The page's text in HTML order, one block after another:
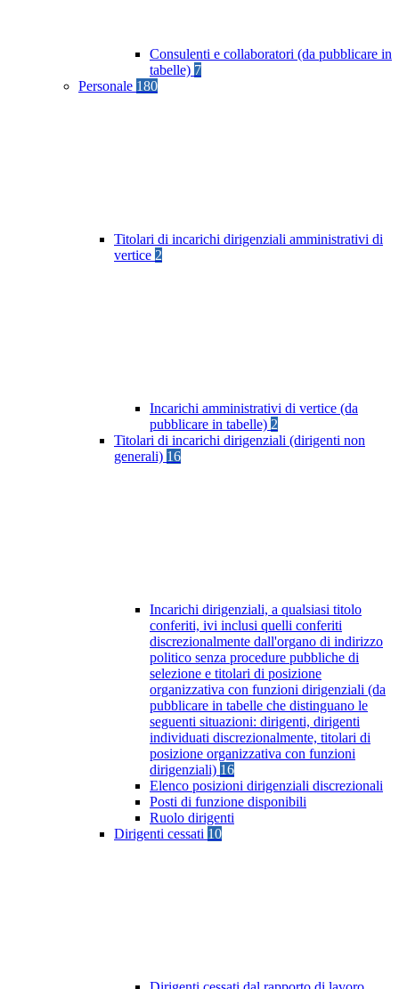
Consulenti e collaboratori (da pubblicare in
tabelle) 7
Personale 180
Titolari di incarichi dirigenziali amministrativi di
vertice 2
Incarichi amministrativi di vertice (da
pubblicare in tabelle) 2
Titolari di incarichi dirigenziali (dirigenti non
generali) 16
Incarichi dirigenziali, a qualsiasi titolo
conferiti, ivi inclusi quelli conferiti
discrezionalmente dall'organo di indirizzo
politico senza procedure pubbliche di
selezione e titolari di posizione
organizzativa con funzioni dirigenziali (da
pubblicare in tabelle che distinguano le
seguenti situazioni: dirigenti, dirigenti
individuati discrezionalmente, titolari di
posizione organizzativa con funzioni
dirigenziali) 16
Elenco posizioni dirigenziali discrezionali
Posti di funzione disponibili
Ruolo dirigenti
Dirigenti cessati 10